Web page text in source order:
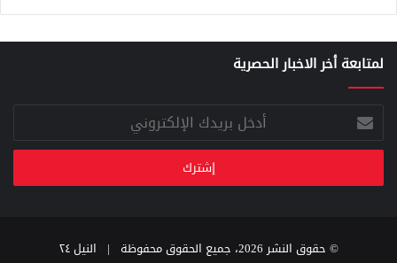
لمتابعة أخر الاخبار الحصرية
أدخل
بريدك
الإلكتروني
© حقوق النشر 2026، جميع الحقوق محفوظة | النيل ٢٤